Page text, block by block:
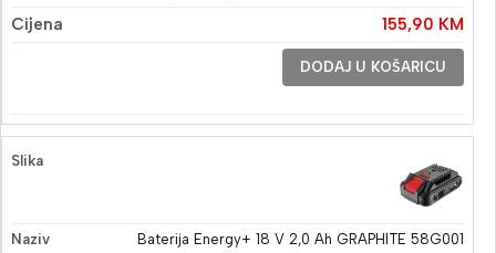
155,90 KM
DODAJ U KOŠARICU
Baterija Energy+ 18 V 2,0 Ah GRAPHITE 58G001